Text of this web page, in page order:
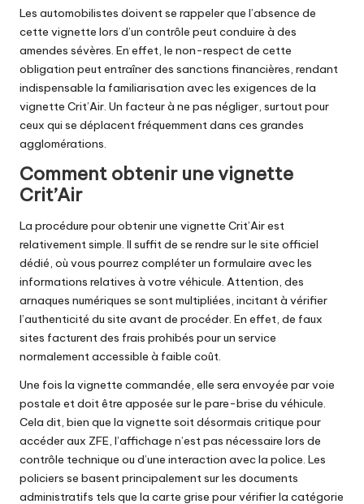
Les automobilistes doivent se rappeler que l’absence de
cette vignette lors d’un contrôle peut conduire à des
amendes sévères. En effet, le non-respect de cette
obligation peut entraîner des sanctions financières, rendant
indispensable la familiarisation avec les exigences de la
vignette Crit’Air. Un facteur à ne pas négliger, surtout pour
ceux qui se déplacent fréquemment dans ces grandes
agglomérations.
Comment obtenir une vignette
Crit’Air
La procédure pour obtenir une vignette Crit’Air est
relativement simple. Il suffit de se rendre sur le site officiel
dédié, où vous pourrez compléter un formulaire avec les
informations relatives à votre véhicule. Attention, des
arnaques numériques se sont multipliées, incitant à vérifier
l’authenticité du site avant de procéder. En effet, de faux
sites facturent des frais prohibés pour un service
normalement accessible à faible coût.
Une fois la vignette commandée, elle sera envoyée par voie
postale et doit être apposée sur le pare-brise du véhicule.
Cela dit, bien que la vignette soit désormais critique pour
accéder aux ZFE, l’affichage n’est pas nécessaire lors de
contrôle technique ou d’une interaction avec la police. Les
policiers se basent principalement sur les documents
administratifs tels que la carte grise pour vérifier la catégorie